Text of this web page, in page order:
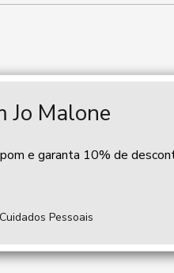
Jo Malone
e garanta 10% de
Pessoais